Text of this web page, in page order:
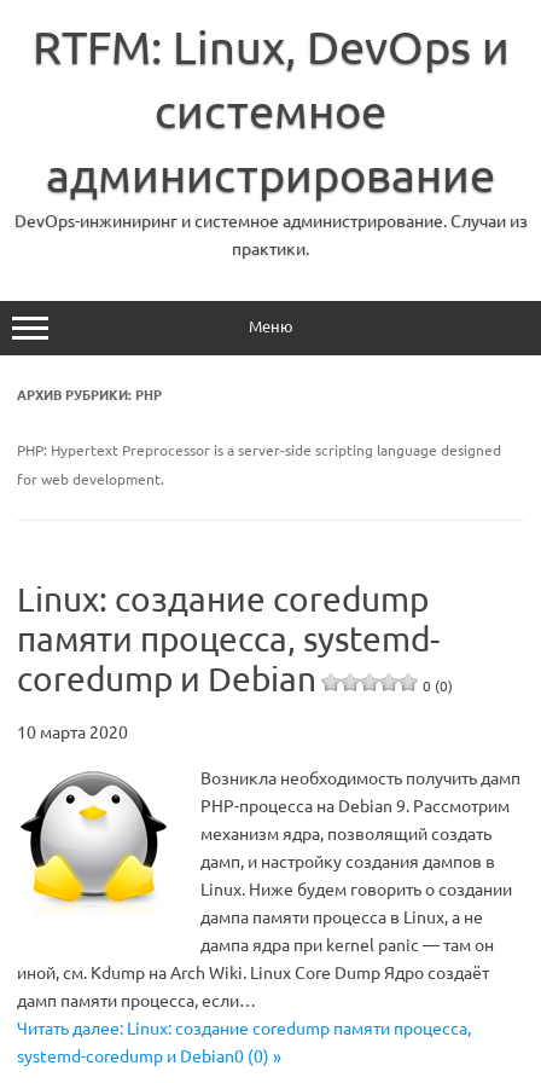
содержимому
RTFM: Linux, DevOps и
системное
администрирование
DevOps-инжиниринг и системное администрирование. Случаи из
практики.
Меню
АРХИВ РУБРИКИ: PHP
PHP: Hypertext Preprocessor is a server-side scripting language designed
for web development.
Linux: создание coredump
памяти процесса, systemd-
coredump и Debian
0 (0)
10 марта 2020
Возникла необходимость получить дамп
РНР-процесса на Debian 9. Рассмотрим
механизм ядра, позволящий создать
дамп, и настройку создания дампов в
Linux. Ниже будем говорить о создании
дампа памяти процесса в Linux, а не
дампа ядра при kernel panic — там он
иной, см. Kdump на Arch Wiki. Linux Core Dump Ядро создаёт
дамп памяти процесса, если…
Читать далее: Linux: создание coredump памяти процесса,
systemd-coredump и Debian0 (0) »